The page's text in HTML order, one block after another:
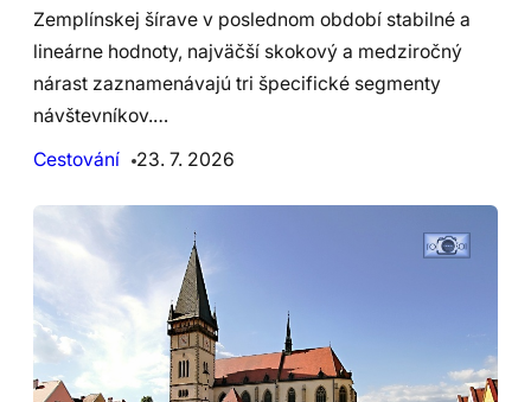
Zemplínskej šírave v poslednom období stabilné a
lineárne hodnoty, najväčší skokový a medziročný
nárast zaznamenávajú tri špecifické segmenty
návštevníkov.…
Cestování
23. 7. 2026